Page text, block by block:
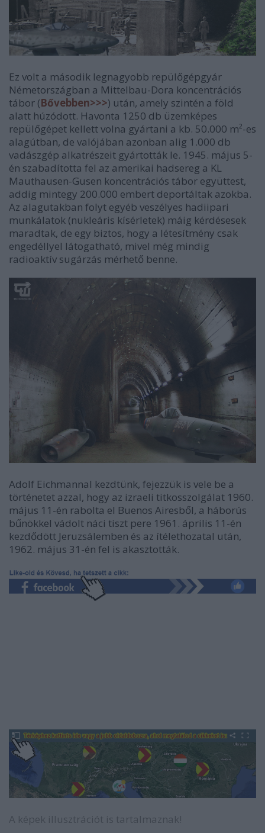
Ez volt a második legnagyobb repülőgépgyár
Németországban a Mittelbau-Dora koncentrációs
tábor (Bővebben>>>) után, amely szintén a föld
alatt húzódott. Havonta 1250 db üzemképes
repülőgépet kellett volna gyártani a kb. 50.000 m²-es
alagútban, de valójában azonban alig 1.000 db
vadászgép alkatrészeit gyártották le. 1945. május 5-
én szabadította fel az amerikai hadsereg a KL
Mauthausen-Gusen koncentrációs tábor együttest,
addig mintegy 200.000 embert deportáltak azokba.
Az alagutakban folyt egyéb veszélyes hadiipari
munkálatok (nukleáris kísérletek) máig kérdésesek
maradtak, de egy biztos, hogy a létesítmény csak
engedéllyel látogatható, mivel még mindig
radioaktív sugárzás mérhető benne.
Adolf Eichmannal kezdtünk, fejezzük is vele be a
történetet azzal, hogy az izraeli titkosszolgálat 1960.
május 11-én rabolta el Buenos Airesből, a háborús
bűnökkel vádolt náci tiszt pere 1961. április 11-én
kezdődött Jeruzsálemben és az ítélethozatal után,
1962. május 31-én fel is akasztották.
A képek illusztrációt is tartalmaznak!